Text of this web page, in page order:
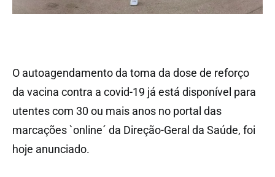
O autoagendamento da toma da dose de reforço
da vacina contra a covid-19 já está disponível para
utentes com 30 ou mais anos no portal das
marcações `online´ da Direção-Geral da Saúde, foi
hoje anunciado.